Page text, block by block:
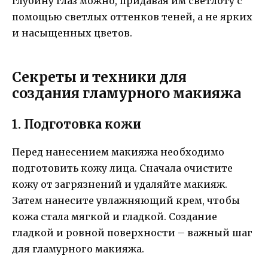
помощью светлых оттенков теней, а не ярких
и насыщенных цветов.
Секреты и техники для
создания гламурного макияжа
1. Подготовка кожи
Перед нанесением макияжа необходимо
подготовить кожу лица. Сначала очистите
кожу от загрязнений и удаляйте макияж.
Затем нанесите увлажняющий крем, чтобы
кожа стала мягкой и гладкой. Создание
гладкой и ровной поверхности – важный шаг
для гламурного макияжа.